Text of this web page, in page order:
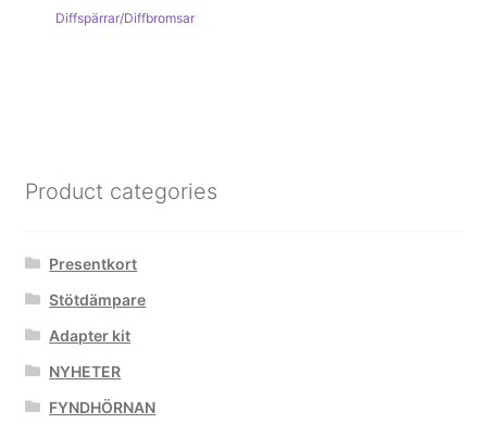
produktsidan
Diffspärrar/Diffbromsar
Product categories
Presentkort
Stötdämpare
Adapter kit
NYHETER
FYNDHÖRNAN